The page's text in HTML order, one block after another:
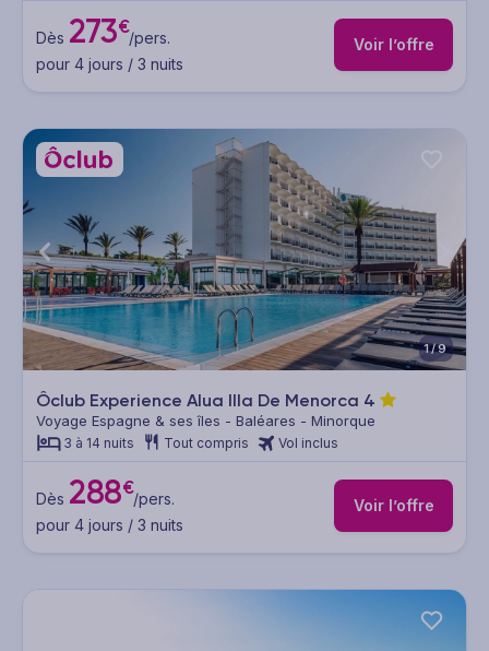
Dès 273€/pers.
pour 4 jours / 3 nuits
Voir l’offre
1/9
Ôclub Experience Alua Illa De Menorca 4
Voyage Espagne & ses îles - Baléares - Minorque
3 à 14 nuits Tout compris Vol inclus
Dès 288€/pers.
pour 4 jours / 3 nuits
Voir l’offre